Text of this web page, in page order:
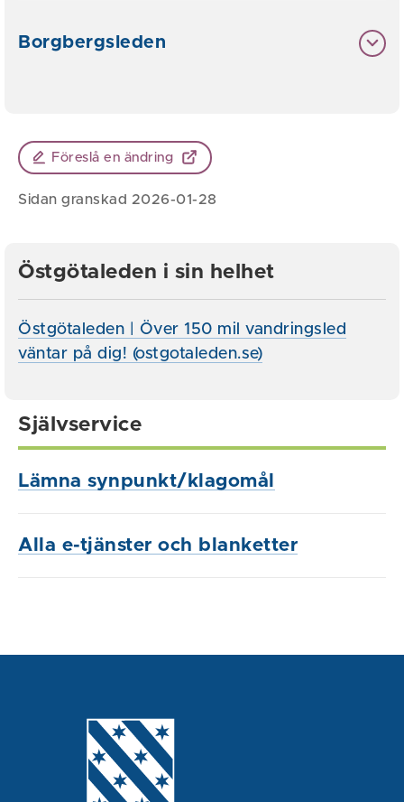
Borgbergsleden
Föreslå en ändring
Sidan granskad 2026-01-28
Östgötaleden i sin helhet
Östgötaleden | Över 150 mil vandringsled
väntar på dig! (ostgotaleden.se)
Självservice
Lämna synpunkt/klagomål
Alla e-tjänster och blanketter